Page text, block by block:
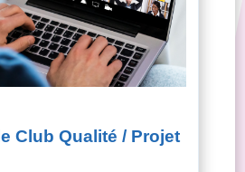
Club Qualité / Projet